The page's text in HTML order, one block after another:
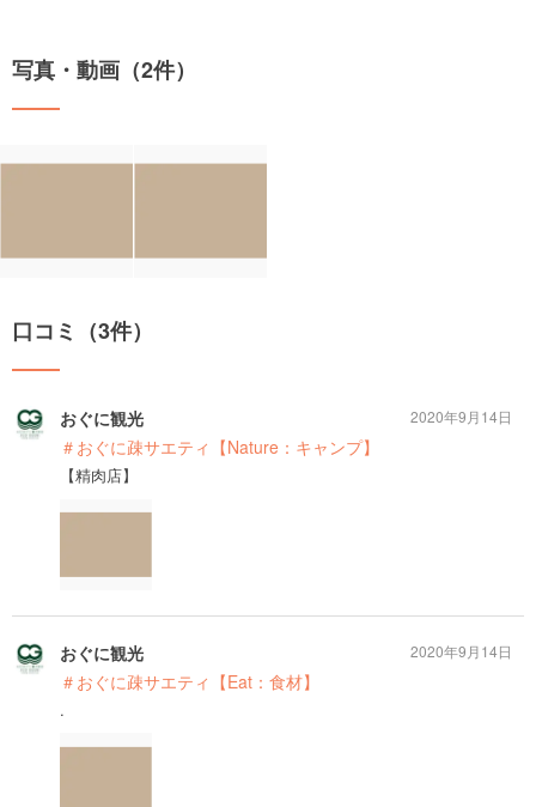
写真・動画（2件）
口コミ（3件）
おぐに観光
＃おぐに疎サエティ【Nature：キャンプ】
【精肉店】
2020年9月14日
おぐに観光
＃おぐに疎サエティ【Eat：食材】
.
2020年9月14日